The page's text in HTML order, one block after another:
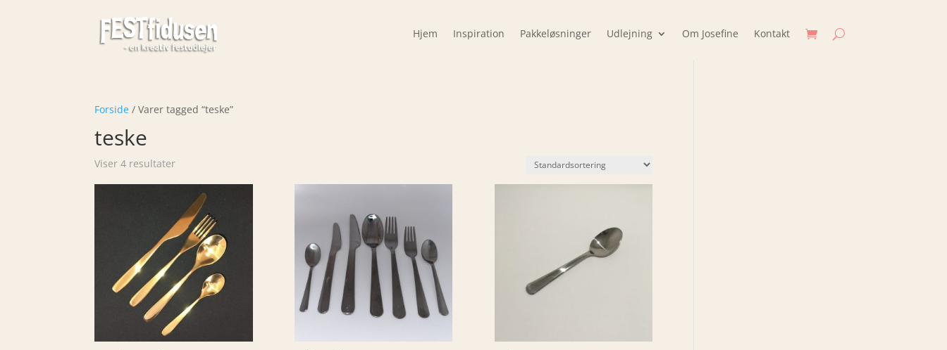
Hjem Inspiration Pakkeløsninger Udlejning Om Josefine Kontakt
Forside / Varer tagged “teske”
teske
Viser 4 resultater